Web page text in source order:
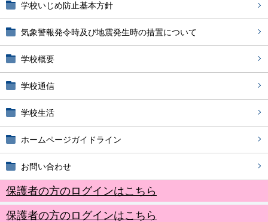
学校いじめ防止基本方針
気象警報発令時及び地震発生時の措置について
学校概要
学校通信
学校生活
ホームページガイドライン
お問い合わせ
保護者の方のログインはこちら
保護者の方のログインはこちら